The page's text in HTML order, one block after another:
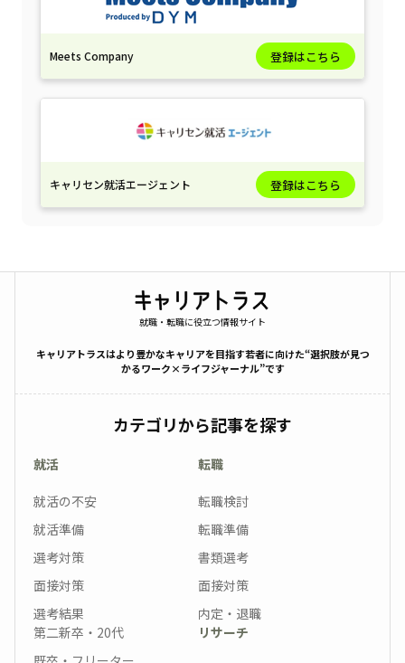
Meets Company 登録はこちら
キャリセン就活エージェント 登録はこちら
就職・転職に役立つ情報サイト
キャリアトラスはより豊かなキャリアを目指す若者に向けた“選択肢が見つ
かるワーク×ライフジャーナル”です
カテゴリから記事を探す
就活
就活の不安
就活準備
選考対策
面接対策
選考結果
転職
転職検討
転職準備
書類選考
面接対策
内定・退職
第二新卒・20代
リサーチ